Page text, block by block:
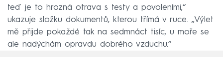
teď je to hrozná otrava s testy a povoleními,“
ukazuje složku dokumentů, kterou třímá v ruce. „Výlet
mě přijde pokaždé tak na sedmnáct tisíc, u moře se
ale nadýchám opravdu dobrého vzduchu.“